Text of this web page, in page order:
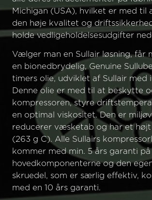
Michigan (USA), hvilket er med til
den høje kvalitet og
holde vedligeholdelsesudgifter
Vælger man en Sullair løsning, får
en bionedbrydelig, Genuine
timers olie, udviklet af Sullair med
Denne olie er med til at beskytte
kompressoren, styre
en optimal viskositet. Den er
reducerer væsketab og har et
(263 g C). Alle Sullairs
kommer med min. 5 års garanti på
hovedkomponenterne og den
skruedel, som er særlig effektiv,
med en 10 års garanti.